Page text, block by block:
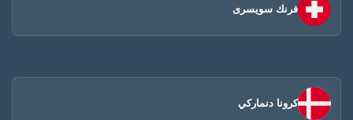
فرنك سويسرى
كرونا دنماركي